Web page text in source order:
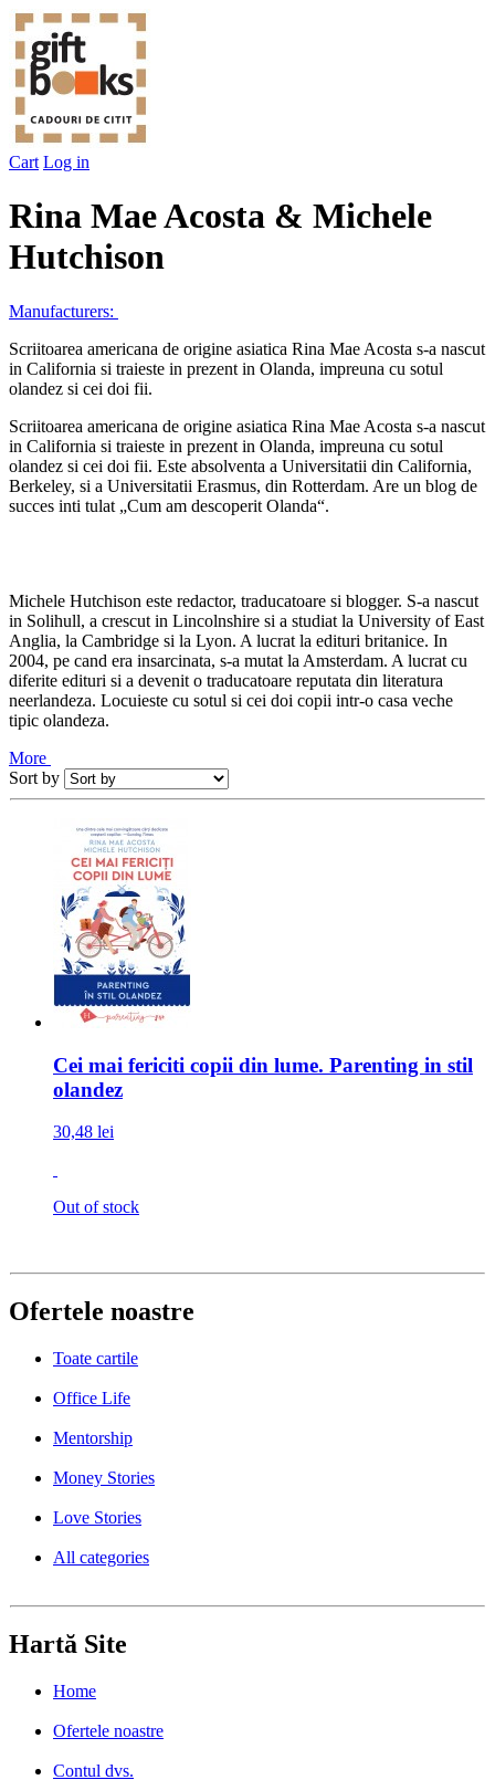
Cart Log in
Rina Mae Acosta & Michele
Hutchison
Manufacturers:
Scriitoarea americana de origine asiatica Rina Mae Acosta s-a nascut
in California si traieste in prezent in Olanda, impreuna cu sotul
olandez si cei doi fii.
Scriitoarea americana de origine asiatica Rina Mae Acosta s-a nascut
in California si traieste in prezent in Olanda, impreuna cu sotul
olandez si cei doi fii. Este absolventa a Universitatii din California,
Berkeley, si a Universitatii Erasmus, din Rotterdam. Are un blog de
succes inti tulat „Cum am descoperit Olanda“.
Michele Hutchison este redactor, traducatoare si blogger. S-a nascut
in Solihull, a crescut in Lincolnshire si a studiat la University of East
Anglia, la Cambridge si la Lyon. A lucrat la edituri britanice. In
2004, pe cand era insarcinata, s-a mutat la Amsterdam. A lucrat cu
diferite edituri si a devenit o traducatoare reputata din literatura
neerlandeza. Locuieste cu sotul si cei doi copii intr-o casa veche
tipic olandeza.
More
Sort by
Cei mai fericiti copii din lume. Parenting in stil
olandez
30,48 lei
Out of stock
Ofertele noastre
Toate cartile
Office Life
Mentorship
Money Stories
Love Stories
All categories
Hartă Site
Home
Ofertele noastre
Contul dvs.